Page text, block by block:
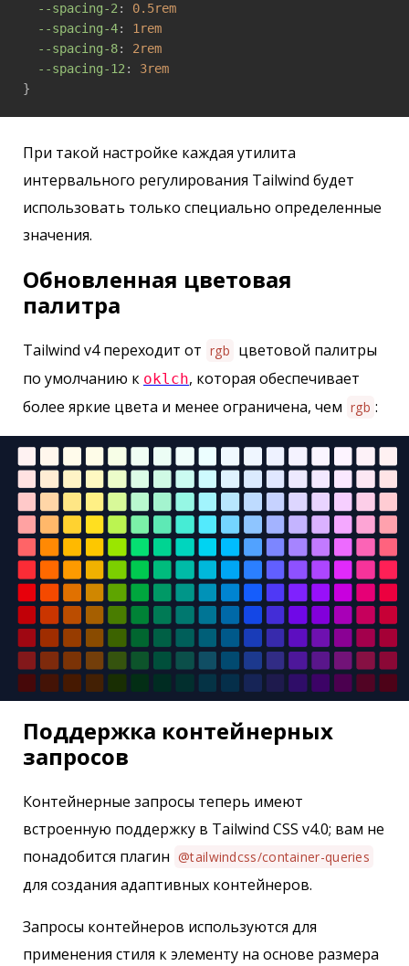
--spacing-2: 0.5rem
--spacing-4: 1rem
--spacing-8: 2rem
--spacing-12: 3rem
}
При такой настройке каждая утилита
интервального регулирования Tailwind будет
использовать только специально определенные
значения.
Обновленная цветовая
палитра
Tailwind v4 переходит от rgb цветовой палитры
по умолчанию к oklch, которая обеспечивает
более яркие цвета и менее ограничена, чем rgb :
Поддержка контейнерных
запросов
Контейнерные запросы теперь имеют
встроенную поддержку в Tailwind CSS v4.0; вам не
понадобится плагин @tailwindcss/container-queries
для создания адаптивных контейнеров.
Запросы контейнеров используются для
применения стиля к элементу на основе размера